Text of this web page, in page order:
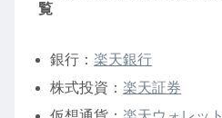
覧
銀行：楽天銀行
株式投資：楽天証券